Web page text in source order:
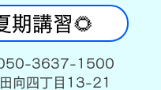
期講習🌻
050-3637-1500
向四丁目13-21